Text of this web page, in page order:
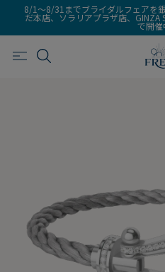
8/1～8/31までブライダルフェアを
だ本店、ソラリアプラザ店、GINZA
で開催